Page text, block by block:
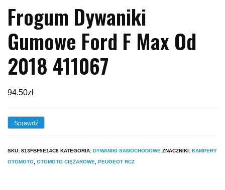
Frogum Dywaniki
Gumowe Ford F Max Od
2018 411067
94.50zł
Sprawdź
SKU: 813FBF5E14C8 KATEGORIA: DYWANIKI SAMOCHODOWE ZNACZNIKI: KAMPERY
OTOMOTO, OTOMOTO CIĘŻAROWE, PEUGEOT RCZ